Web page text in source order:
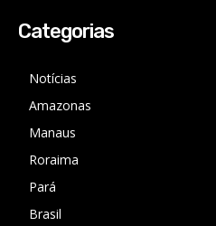
Categorias
Notícias
Amazonas
Manaus
Roraima
Pará
Brasil